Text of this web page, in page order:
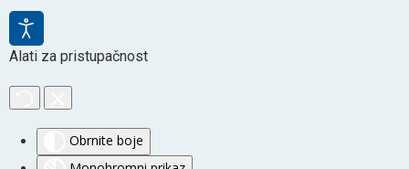
Alati za pristupačnost
Obrnite boje